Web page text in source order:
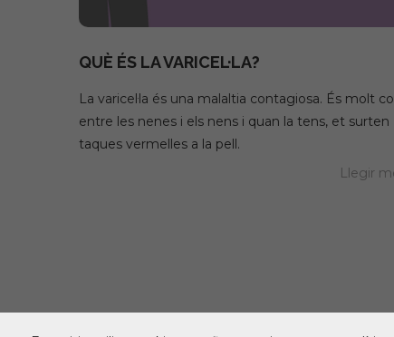
QUÈ ÉS LA VARICEL·LA?
La varicel·la és una malaltia contagiosa. És molt
entre les nenes i els nens i quan la tens, et surten
taques vermelles a la pell.
Llegir